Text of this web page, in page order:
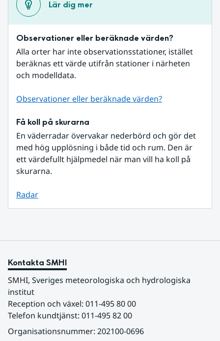
Lär dig mer
Observationer eller beräknade värden?
Alla orter har inte observationsstationer, istället
beräknas ett värde utifrån stationer i närheten
och modelldata.
Observationer eller beräknade värden?
Få koll på skurarna
En väderradar övervakar nederbörd och gör det
med hög upplösning i både tid och rum. Den är
ett värdefullt hjälpmedel när man vill ha koll på
skurarna.
Radar
Kontakta SMHI
SMHI, Sveriges meteorologiska och hydrologiska
institut
Reception och växel: 011-495 80 00
Telefon kundtjänst: 011-495 82 00
Organisationsnummer: 202100-0696